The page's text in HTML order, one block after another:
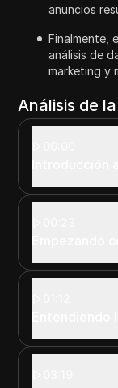
anuncios
Finalmente,
análisis de
marketing y
Análisis de